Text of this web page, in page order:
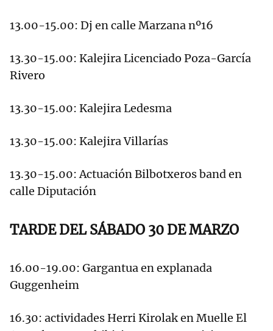
13.00-15.00: Dj en calle Marzana nº16
13.30-15.00: Kalejira Licenciado Poza-García
Rivero
13.30-15.00: Kalejira Ledesma
13.30-15.00: Kalejira Villarías
13.30-15.00: Actuación Bilbotxeros band en
calle Diputación
TARDE DEL SÁBADO 30 DE MARZO
16.00-19.00: Gargantua en explanada
Guggenheim
16.30: actividades Herri Kirolak en Muelle El